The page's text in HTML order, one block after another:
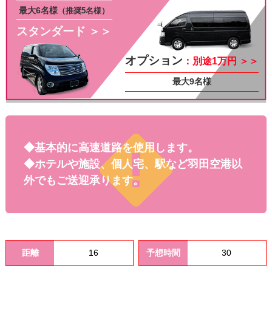
その他
料金
スタンダード ＞＞
最大6名様 （推奨5名様）
オプション ：別途1万円 ＞＞
最大9名様
◆基本的に高速道路を使用します。
◆ホテルや施設、個人宅、駅など羽田空港以
外でもご送迎承ります。
距離 16 予想時間 30